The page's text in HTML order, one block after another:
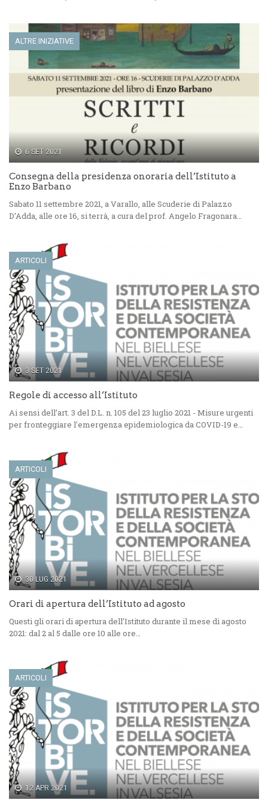
ALTRE INIZIATIVE
6 SET 2021
Consegna della presidenza onoraria dell’Istituto a
Enzo Barbano
Sabato 11 settembre 2021, a Varallo, alle Scuderie di Palazzo
D’Adda, alle ore 16, si terrà, a cura del prof. Angelo Fragonara…
ARTICOLI
3 SET 2021
Regole di accesso all’Istituto
Ai sensi dell’art. 3 del D.L. n. 105 del 23 luglio 2021 - Misure urgenti
per fronteggiare l'emergenza epidemiologica da COVID-19 e…
ARTICOLI
30 LUG 2021
Orari di apertura dell’Istituto ad agosto
Questi gli orari di apertura dell’Istituto durante il mese di agosto
2021: dal 2 al 5 dalle ore 10 alle ore…
ARTICOLI
12 APR 2021